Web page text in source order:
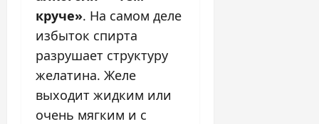
круче». На самом деле
избыток спирта
разрушает структуру
желатина. Желе
выходит жидким или
очень мягким и с